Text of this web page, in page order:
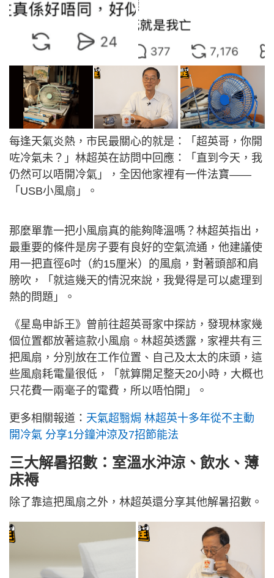
每逢天氣炎熱，市民最關心的就是：「超英哥，你開
咗冷氣未？」林超英在訪問中回應：「直到今天，我
仍然可以唔開冷氣」，全因他家裡有一件法寶——
「USB小風扇」。
那麼單靠一把小風扇真的能夠降溫嗎？林超英指出，
最重要的條件是房子要有良好的空氣流通，他建議使
用一把直徑6吋（約15厘米）的風扇，對著頭部和肩
膀吹，「就這幾天的情況來說，我覺得是可以處理到
熱的問題」。
《星島申訴王》曾前往超英哥家中探訪，發現林家幾
個位置都放著這款小風扇。林超英透露，家裡共有三
把風扇，分別放在工作位置、自己及太太的床頭，這
些風扇耗電量很低，「就算開足整天20小時，大概也
只花費一兩毫子的電費，所以唔怕開」。
更多相關報道： 天氣超翳焗 林超英十多年從不主動
開冷氣 分享1分鐘沖涼及7招節能法
三大解暑招數：室溫水沖涼、飲水、薄
床褥
除了靠這把風扇之外，林超英還分享其他解暑招數。